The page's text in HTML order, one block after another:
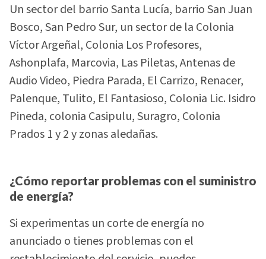
Un sector del barrio Santa Lucía, barrio San Juan
Bosco, San Pedro Sur, un sector de la Colonia
Víctor Argeñal, Colonia Los Profesores,
Ashonplafa, Marcovia, Las Piletas, Antenas de
Audio Video, Piedra Parada, El Carrizo, Renacer,
Palenque, Tulito, El Fantasioso, Colonia Lic. Isidro
Pineda, colonia Casipulu, Suragro, Colonia
Prados 1 y 2 y zonas aledañas.
¿Cómo reportar problemas con el suministro
de energía?
Si experimentas un corte de energía no
anunciado o tienes problemas con el